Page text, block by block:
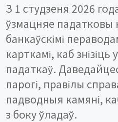
З 1 студзеня 2026
ўзмацняе падатковы
банкаўскімі
карткамі, каб знізіць
падаткаў.
парогі, правілы
падводныя камяні,
з боку ўладаў.